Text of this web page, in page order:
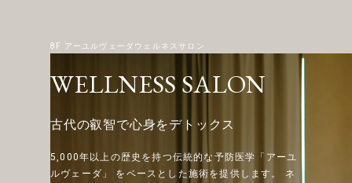
8F アーユルヴェーダウェルネスサロン
WELLNESS SALON
古代の叡智で心身をデトックス
5,000年以上の歴史を持つ伝統的な予防医学「アーユ
ルヴェーダ」 をベースとした施術を提供します。 ネ